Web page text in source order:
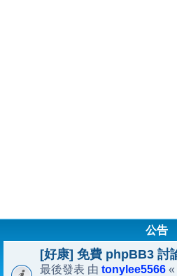
公告
[好康] 免費 phpBB3 討
最後發表 由 tonylee5566 «